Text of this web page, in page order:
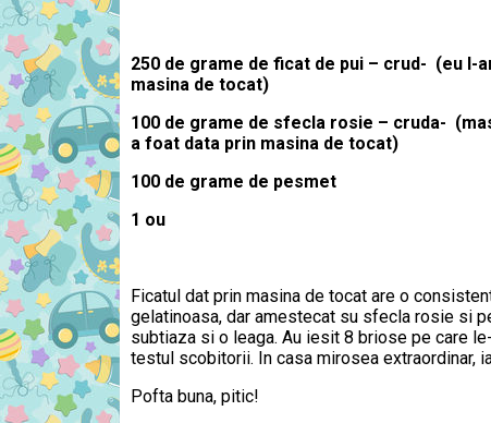
250 de grame de ficat de pui – crud- (eu l-
masina de tocat)
100 de grame de sfecla rosie – cruda-
a foat data prin masina de tocat)
100 de grame de pesmet
1 ou
Ficatul dat prin masina de tocat are o
gelatinoasa, dar amestecat su sfecla rosie si
subtiaza si o leaga. Au iesit 8 briose pe care
testul scobitorii. In casa mirosea extraordinar,
Pofta buna, pitic!